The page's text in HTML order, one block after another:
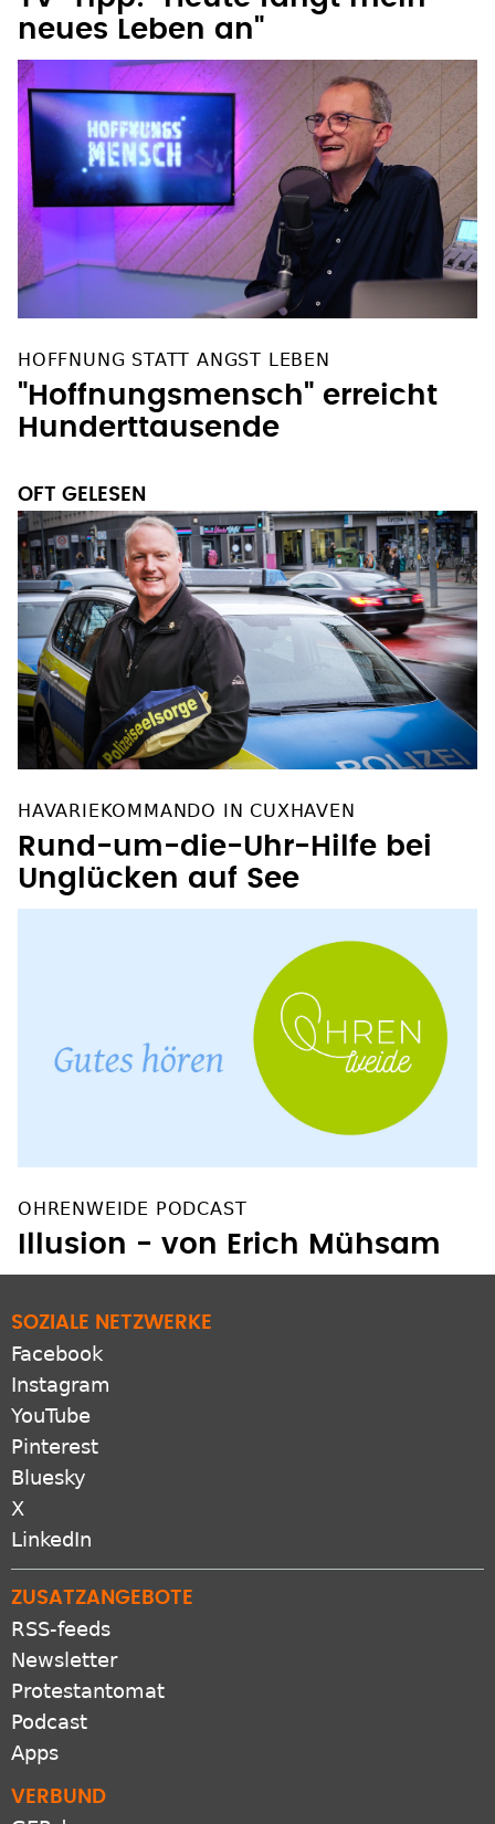
neues Leben an"
"Hoffnungsmensch" erreicht
Hunderttausende
Rund-um-die-Uhr-Hilfe bei
Unglücken auf See
Illusion - von Erich Mühsam
Facebook
Instagram
YouTube
Pinterest
Bluesky
X
LinkedIn
RSS-feeds
Newsletter
Protestantomat
Podcast
Apps
GEP.de